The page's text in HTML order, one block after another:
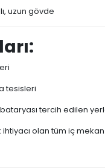
uzun gövde
tesisleri
tercih edilen
olan tüm iç